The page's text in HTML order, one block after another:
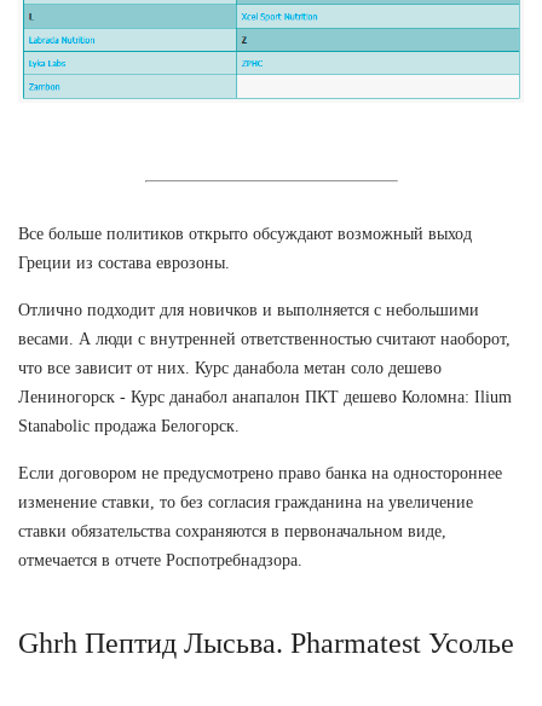
Все больше политиков открыто обсуждают возможный выход
Греции из состава еврозоны.
Отлично подходит для новичков и выполняется с небольшими
весами. А люди с внутренней ответственностью считают наоборот,
что все зависит от них. Курс данабола метан соло дешево
Лениногорск - Курс данабол анапалон ПКТ дешево Коломна: Ilium
Stanabolic продажа Белогорск.
Если договором не предусмотрено право банка на одностороннее
изменение ставки, то без согласия гражданина на увеличение
ставки обязательства сохраняются в первоначальном виде,
отмечается в отчете Роспотребнадзора.
Ghrh Пептид Лысьва. Pharmatest Усолье